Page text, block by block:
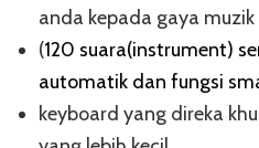
anda kepada gaya
(120 suara(instrument)
automatik dan fungsi
keyboard yang direka